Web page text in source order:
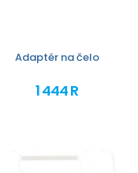
Adaptér na čelo
1 444 R